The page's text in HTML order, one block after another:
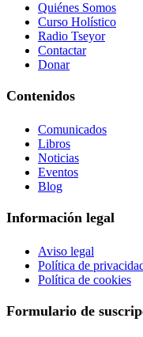
Quiénes Somos
Curso Holístico
Radio Tseyor
Contactar
Donar
Contenidos
Comunicados
Libros
Noticias
Eventos
Blog
Información legal
Aviso legal
Política de
Política de cookies
Formulario de